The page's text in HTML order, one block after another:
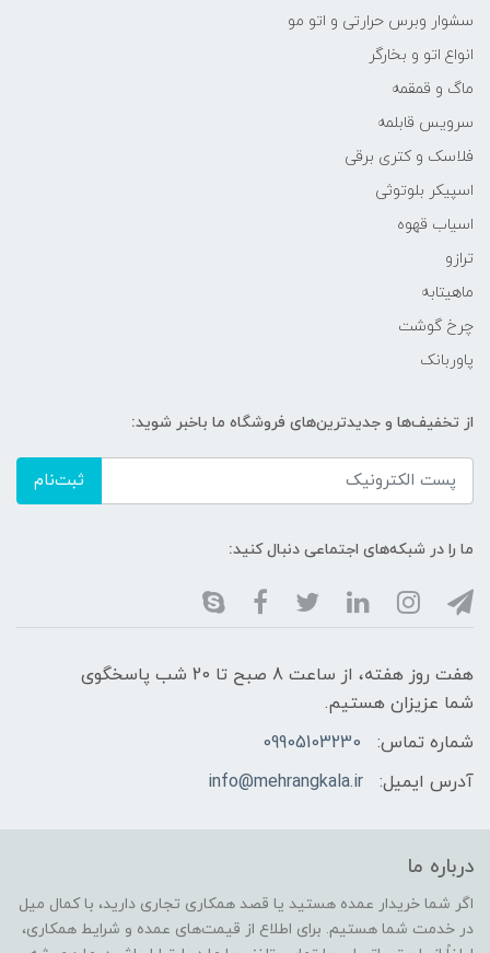
سشوار وبرس حرارتی و اتو مو
انواع اتو و بخارگر
ماگ و قمقمه
سرویس قابلمه
فلاسک و کتری برقی
اسپیکر بلوتوثی
اسیاب قهوه
ترازو
ماهیتابه
چرخ گوشت
پاوربانک
از تخفیف‌ها و جدیدترین‌های فروشگاه ما باخبر شوید:
ثبت‌نام
ما را در شبکه‌های اجتماعی دنبال کنید:
هفت روز هفته، از ساعت 8 صبح تا 20 شب پاسخگوی
شما عزیزان هستیم.
شماره تماس:
09905103230
آدرس ایمیل:
info@mehrangkala.ir
درباره ما
اگر شما خریدار عمده هستید یا قصد همکاری تجاری دارید، با کمال میل
در خدمت شما هستیم. برای اطلاع از قیمت‌های عمده و شرایط همکاری،